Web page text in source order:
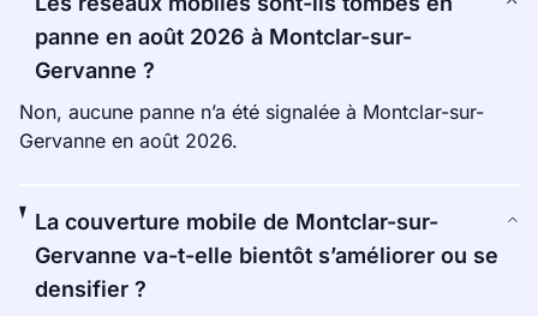
panne en août 2026 à Montclar-sur-
Gervanne ?
Non, aucune panne n’a été signalée à Montclar-sur-
Gervanne en août 2026.
La couverture mobile de Montclar-sur-
Gervanne va-t-elle bientôt s’améliorer ou se
densifier ?